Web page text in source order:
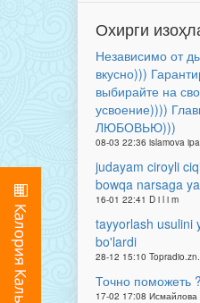
Охирги
Независимо от
вкусно)))
выбирайте на
усвоение))))
ЛЮБОВЬЮ)))
08-03 22:36 islamova
judayam ciroyli
bowqa narsaga
16-01 22:41 D i l i m
tayyorlash usulini
bo'lardi
28-12 15:10
Точно поможеть ?
17-02 17:08